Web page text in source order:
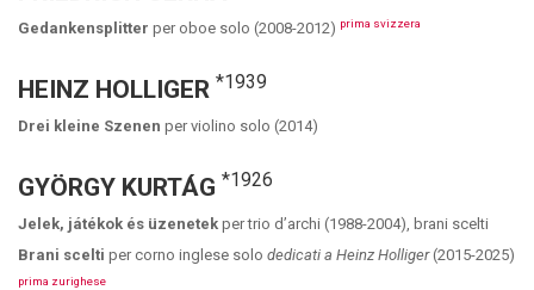
Gedankensplitter per oboe solo (2008-2012) prima svizzera
HEINZ HOLLIGER *1939
Drei kleine Szenen per violino solo (2014)
GYÖRGY KURTÁG *1926
Jelek, játékok és üzenetek per trio d’archi (1988-2004), brani scelti
Brani scelti per corno inglese solo dedicati a Heinz Holliger(2015-2025)
prima zurighese